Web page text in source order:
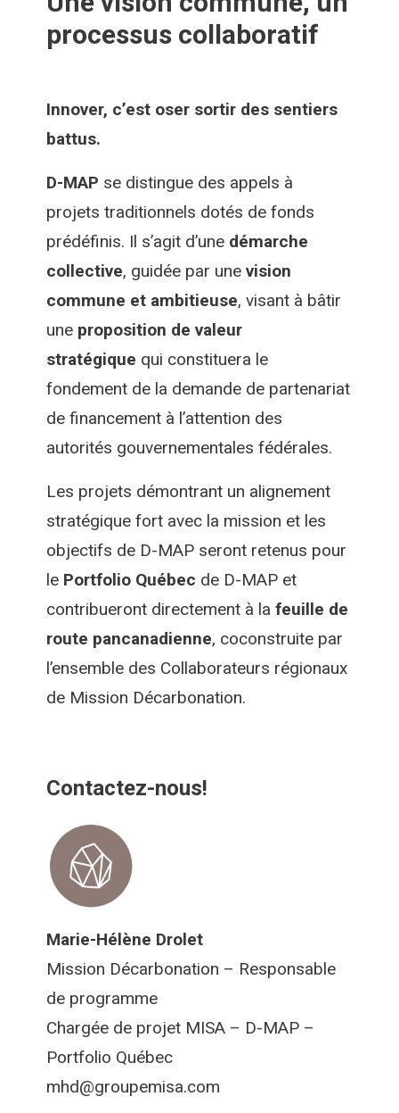
processus collaboratif
Innover, c’est oser sortir des sentiers
battus.
D-MAP se distingue des appels à
projets traditionnels dotés de fonds
prédéfinis. Il s’agit d’une démarche
collective, guidée par unevision
commune et ambitieuse, visant à bâtir
une proposition de valeur
stratégique qui constituera le
fondement de la demande de partenariat
de financement à l’attention des
autorités gouvernementales fédérales.
Les projets démontrant un alignement
stratégique fort avec la mission et les
objectifs de D-MAP seront retenus pour
le Portfolio Québec de D-MAP et
contribueront directement à lafeuille de
route pancanadienne, coconstruite par
l’ensemble des Collaborateurs régionaux
de Mission Décarbonation.
Contactez-nous!
Marie-Hélène Drolet
Mission Décarbonation – Responsable
de programme
Chargée de projet MISA – D-MAP –
Portfolio Québec
mhd@groupemisa.com